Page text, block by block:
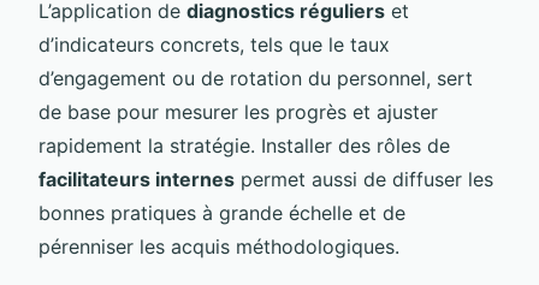
L’application de diagnostics réguliers et
d’indicateurs concrets, tels que le taux
d’engagement ou de rotation du personnel, sert
de base pour mesurer les progrès et ajuster
rapidement la stratégie. Installer des rôles de
facilitateurs internes permet aussi de diffuser les
bonnes pratiques à grande échelle et de
pérenniser les acquis méthodologiques.